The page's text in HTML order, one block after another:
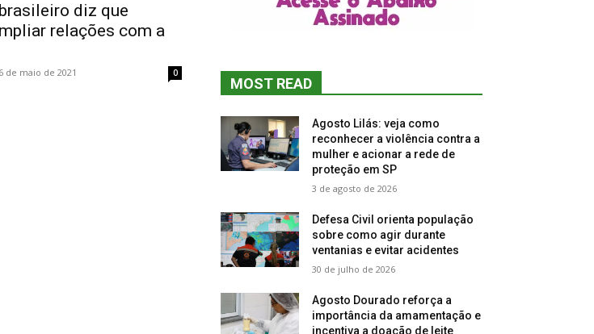
diz que
relações com a
6 de maio de 2021 0
MOST READ
Agosto Lilás: veja como
reconhecer a violência contra a
mulher e acionar a rede de
proteção em SP
3 de agosto de 2026
Defesa Civil orienta população
sobre como agir durante
ventanias e evitar acidentes
30 de julho de 2026
Agosto Dourado reforça a
importância da amamentação e
incentiva a doação de leite